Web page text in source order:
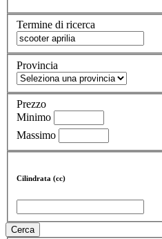
Termine di ricerca
Provincia
Prezzo
Minimo
Massimo
Cilindrata (cc)
Cerca